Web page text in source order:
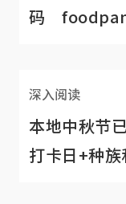
码
深入阅读
本地中秋节
打卡日+种族